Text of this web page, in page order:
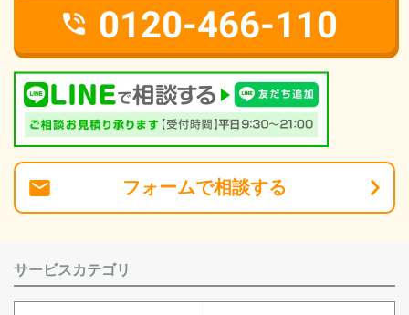
0120-466-110
フォームで相談する
サービスカテゴリ